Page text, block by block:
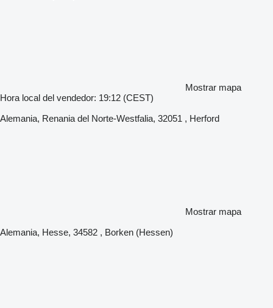
Mostrar mapa
Hora local del vendedor: 19:12 (CEST)
Alemania, Renania del Norte-Westfalia, 32051 , Herford
Mostrar mapa
Alemania, Hesse, 34582 , Borken (Hessen)